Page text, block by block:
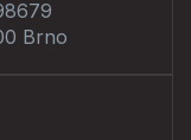
Brno